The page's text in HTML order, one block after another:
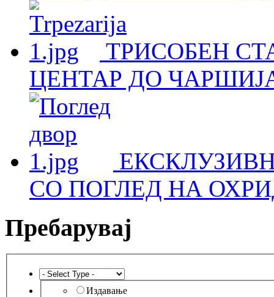
ТРИСОБЕН
ЦЕНТАР ДО
СО ПОГЛЕД НА
Пребарувај
Издавање